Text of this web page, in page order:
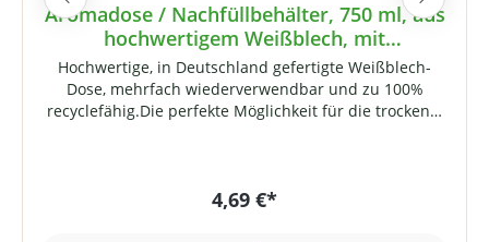
Aromadose / Nachfüllbehälter, 750 ml, aus
hochwertigem Weißblech, mit
Schraubverschluss
Hochwertige, in Deutschland gefertigte Weißblech-
Dose, mehrfach wiederverwendbar und zu 100%
recyclefähig.Die perfekte Möglichkeit für die trockene,
eignet sich aber auch ideal zur Aufbewahrung
4,69 €*